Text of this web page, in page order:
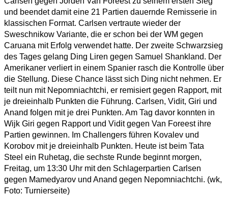
und beendet damit eine 21 Partien dauernde Remisserie in
klassischen Format. Carlsen vertraute wieder der
Sweschnikow Variante, die er schon bei der WM gegen
Caruana mit Erfolg verwendet hatte. Der zweite Schwarzsieg
des Tages gelang Ding Liren gegen Samuel Shankland. Der
Amerikaner verliert in einem Spanier rasch die Kontrolle über
die Stellung. Diese Chance lässt sich Ding nicht nehmen. Er
teilt nun mit Nepomniachtchi, er remisiert gegen Rapport, mit
je dreieinhalb Punkten die Führung. Carlsen, Vidit, Giri und
Anand folgen mit je drei Punkten. Am Tag davor konnten in
Wijk Giri gegen Rapport und Vidit gegen Van Foreest ihre
Partien gewinnen. Im Challengers führen Kovalev und
Korobov mit je dreieinhalb Punkten. Heute ist beim Tata
Steel ein Ruhetag, die sechste Runde beginnt morgen,
Freitag, um 13:30 Uhr mit den Schlagerpartien Carlsen
gegen Mamedyarov und Anand gegen Nepomniachtchi. (wk,
Foto: Turnierseite)